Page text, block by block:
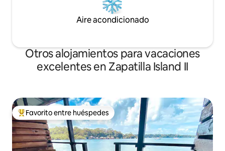
Aire acondicionado
Otros alojamientos para vacaciones
excelentes en Zapatilla Island II
Favorito entre huéspedes preferido
Favorito entre huéspedes